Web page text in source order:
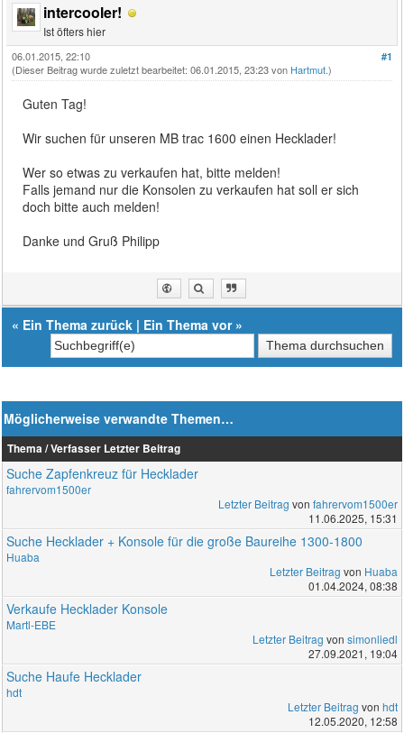
intercooler!
Ist öfters hier
#1
06.01.2015, 22:10
(Dieser Beitrag wurde zuletzt bearbeitet: 06.01.2015, 23:23 von Hartmut.)
Guten Tag!
Wir suchen für unseren MB trac 1600 einen Hecklader!
Wer so etwas zu verkaufen hat, bitte melden!
Falls jemand nur die Konsolen zu verkaufen hat soll er sich
doch bitte auch melden!
Danke und Gruß Philipp
« Ein Thema zurück | Ein Thema vor»
Möglicherweise verwandte Themen…
Thema / Verfasser Letzter Beitrag
Suche Zapfenkreuz für Hecklader
fahrervom1500er
Letzter Beitrag von fahrervom1500er
11.06.2025, 15:31
Suche Hecklader + Konsole für die große Baureihe 1300-1800
Huaba
Letzter Beitrag von Huaba
01.04.2024, 08:38
Verkaufe Hecklader Konsole
Martl-EBE
Letzter Beitrag von simonliedl
27.09.2021, 19:04
Suche Haufe Hecklader
hdt
Letzter Beitrag von hdt
12.05.2020, 12:58